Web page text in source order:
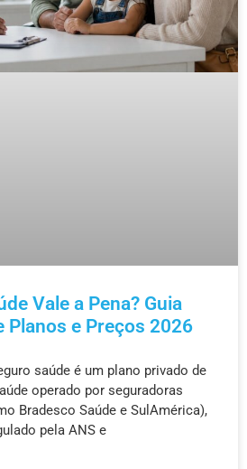
Vale a Pena? Guia
Planos e Preços 2026
saúde é um plano privado de
operado por seguradoras
Bradesco Saúde e SulAmérica),
pela ANS e